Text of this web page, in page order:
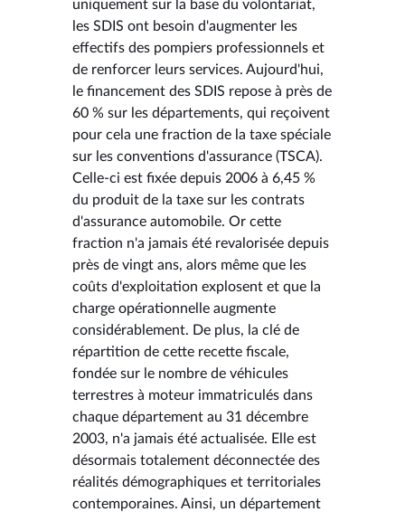
uniquement sur la base du volontariat,
les SDIS ont besoin d'augmenter les
effectifs des pompiers professionnels et
de renforcer leurs services. Aujourd'hui,
le financement des SDIS repose à près de
60 % sur les départements, qui reçoivent
pour cela une fraction de la taxe spéciale
sur les conventions d'assurance (TSCA).
Celle-ci est fixée depuis 2006 à 6,45 %
du produit de la taxe sur les contrats
d'assurance automobile. Or cette
fraction n'a jamais été revalorisée depuis
près de vingt ans, alors même que les
coûts d'exploitation explosent et que la
charge opérationnelle augmente
considérablement. De plus, la clé de
répartition de cette recette fiscale,
fondée sur le nombre de véhicules
terrestres à moteur immatriculés dans
chaque département au 31 décembre
2003, n'a jamais été actualisée. Elle est
désormais totalement déconnectée des
réalités démographiques et territoriales
contemporaines. Ainsi, un département